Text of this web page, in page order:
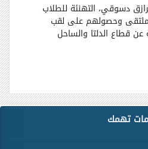
دسوقي، التهنئة للطلاب
وحصولهم على لقب
عن قطاع الدلتا والساحل
تهمك